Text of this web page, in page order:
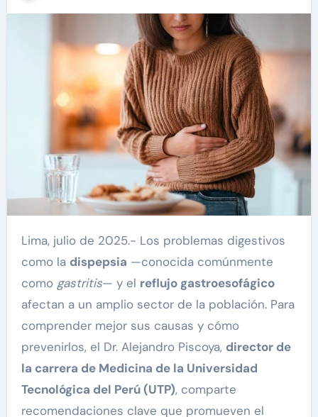
Lima, julio de 2025.- Los problemas digestivos
como la dispepsia —conocida comúnmente
como gastritis— y el reflujo gastroesofágico
afectan a un amplio sector de la población. Para
comprender mejor sus causas y cómo
prevenirlos, el Dr. Alejandro Piscoya, director de
la carrera de Medicina de la Universidad
Tecnológica del Perú (UTP), comparte
recomendaciones clave que promueven el